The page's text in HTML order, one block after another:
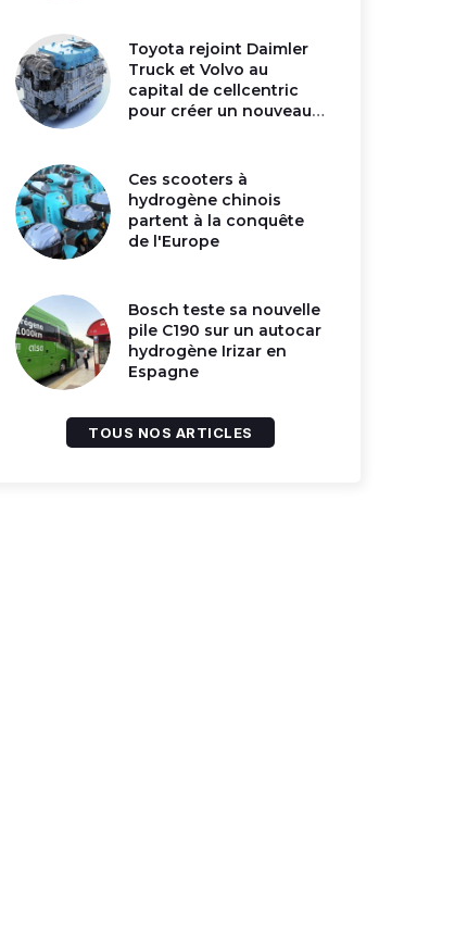
Toyota rejoint Daimler
Truck et Volvo au
capital de cellcentric
pour créer un nouveau
Ces scooters à
hydrogène chinois
partent à la conquête
de l'Europe
Bosch teste sa nouvelle
pile C190 sur un autocar
hydrogène Irizar en
Espagne
TOUS NOS ARTICLES